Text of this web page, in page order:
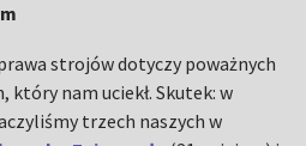
strojów dotyczy poważnych
nam uciekł. Skutek: w
trzech naszych w